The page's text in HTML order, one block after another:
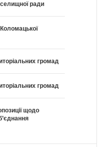
селищної ради
громад
громад
щодо